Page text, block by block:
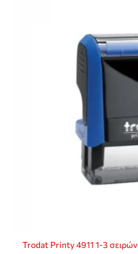
Trodat Printy 4911 1-3 σειρών